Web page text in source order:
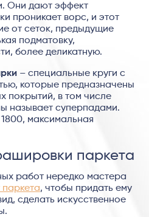
Они дают эффект
проникает ворс, и этот
от сеток, предыдущие
подматовку,
более деликатную.
– специальные круги с
которые предназначены
покрытий, в том числе
называет суперпадами.
максимальная
паркета
работ нередко мастера
, чтобы придать ему
сделать искусственное